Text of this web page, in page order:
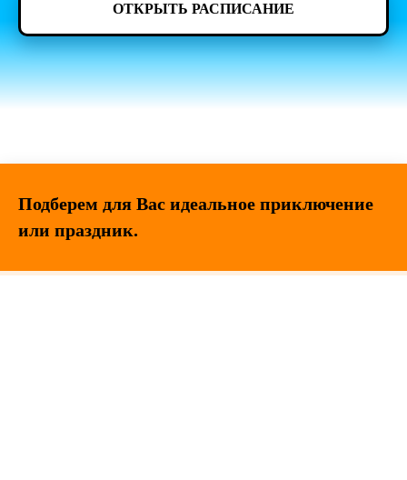
ОТКРЫТЬ РАСПИСАНИЕ
Подберем для Вас идеальное приключение
или праздник.